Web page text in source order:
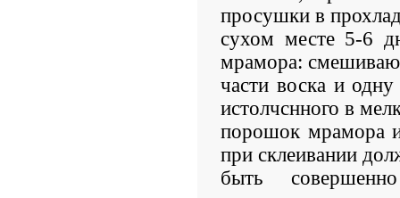
просушки в
сухом месте 5-6
мрамора:
части воска и
истолчснного в
порошок мрамора
при склеивании
быть